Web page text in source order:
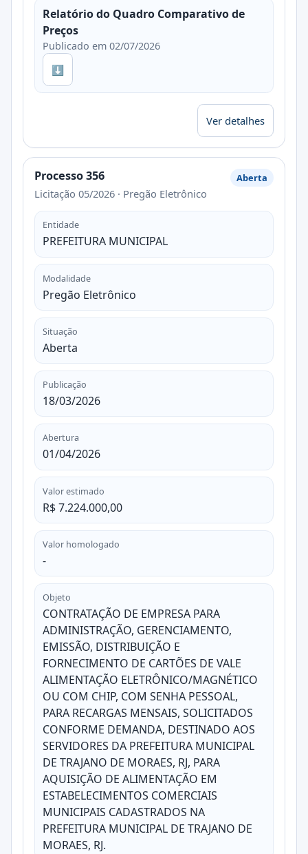
Relatório do Quadro Comparativo de
Preços
Publicado em 02/07/2026
⬇
Ver detalhes
Processo 356
Licitação 05/2026 · Pregão Eletrônico
Aberta
Entidade
PREFEITURA MUNICIPAL
Modalidade
Pregão Eletrônico
Situação
Aberta
Publicação
18/03/2026
Abertura
01/04/2026
Valor estimado
R$ 7.224.000,00
Valor homologado
-
Objeto
CONTRATAÇÃO DE EMPRESA PARA
ADMINISTRAÇÃO, GERENCIAMENTO,
EMISSÃO, DISTRIBUIÇÃO E
FORNECIMENTO DE CARTÕES DE VALE
ALIMENTAÇÃO ELETRÔNICO/MAGNÉTICO
OU COM CHIP, COM SENHA PESSOAL,
PARA RECARGAS MENSAIS, SOLICITADOS
CONFORME DEMANDA, DESTINADO AOS
SERVIDORES DA PREFEITURA MUNICIPAL
DE TRAJANO DE MORAES, RJ, PARA
AQUISIÇÃO DE ALIMENTAÇÃO EM
ESTABELECIMENTOS COMERCIAIS
MUNICIPAIS CADASTRADOS NA
PREFEITURA MUNICIPAL DE TRAJANO DE
MORAES, RJ.